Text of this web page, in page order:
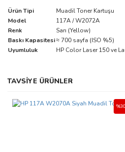
Ürün Tipi
Muadil Toner Kartuşu
Model
117A / W2072A
Renk
Sarı (Yellow)
Baskı Kapasitesi≈ 700 sayfa (ISO %5)
Uyumluluk
HP Color Laser 150 ve
Bu ürünün fiyat bilgisi, resim, ürün
konularda yetersiz gördüğünüz
Görüş ve önerileriniz için teşekkür
TAVSİYE ÜRÜNLER
%30